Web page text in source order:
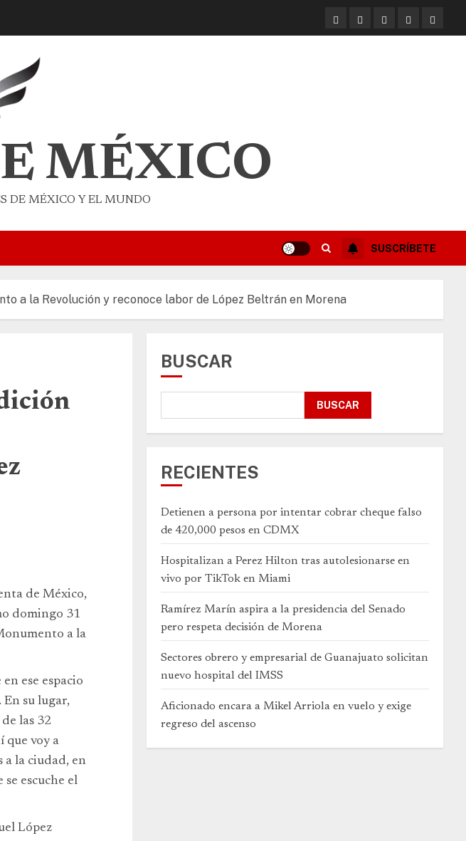
MÉXICO
DE MÉXICO Y EL MUNDO
SUSCRÍBETE
a la Revolución y reconoce labor de López Beltrán en Morena
de México,
domingo 31
a la
ese espacio
su lugar,
las 32
que voy a
a la ciudad, en
escuche el
López
BUSCAR
BUSCAR
RECIENTES
Detienen a persona por intentar cobrar cheque falso
de 420,000 pesos en CDMX
Hospitalizan a Perez Hilton tras autolesionarse en
vivo por TikTok en Miami
Ramírez Marín aspira a la presidencia del Senado
pero respeta decisión de Morena
Sectores obrero y empresarial de Guanajuato solicitan
nuevo hospital del IMSS
Aficionado encara a Mikel Arriola en vuelo y exige
regreso del ascenso